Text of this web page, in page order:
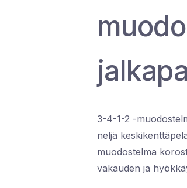
3-4-1-2 -
neljä
muodostelma
vakauden ja